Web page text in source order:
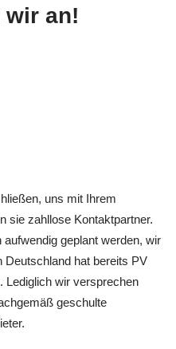
wir an!
uns mit Ihrem
sie zahllose Kontaktpartner.
geplant werden, wir
Deutschland hat bereits PV
Lediglich wir versprechen
geschulte